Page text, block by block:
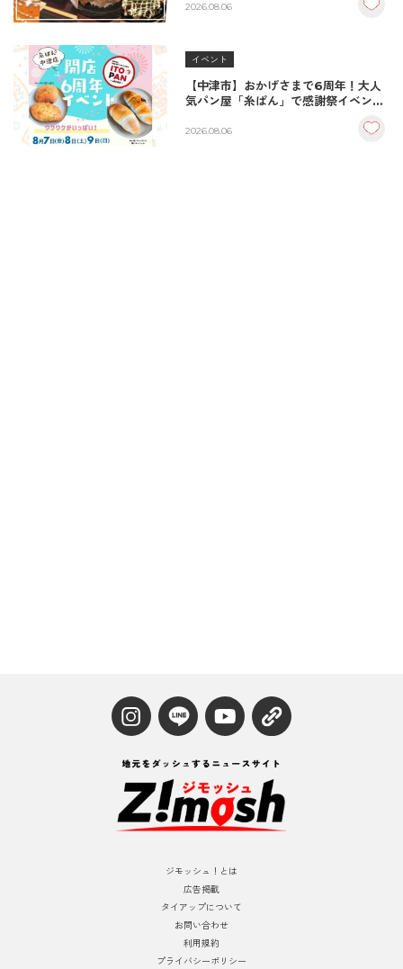
2026.08.06
イベント
【中津市】おかげさまで6周年！大人
気パン屋「糸ぱん」で感謝祭イベント
♪（8/7〜8/9）
2026.08.06
ジモッシュ！とは
広告掲載
タイアップについて
お問い合わせ
利用規約
プライバシーポリシー